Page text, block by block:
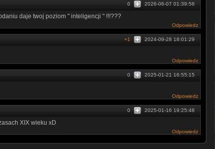
2026-06-07 01:39:56
0
daje twoj poziom " inteligencji " !!!???
Odpowiedz
2024-09-28 18:01:29
+1
Odpowiedz
2025-01-21 16:55:15
0
Odpowiedz
2025-01-16 19:25:48
0
XIX wieku xD
Odpowiedz